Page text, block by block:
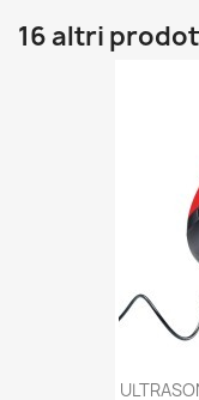
16 altri